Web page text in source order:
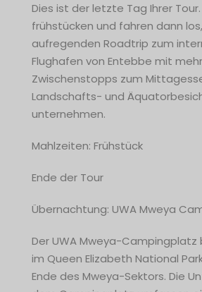
Dies ist der letzte Tag Ihrer
frühstücken und fahren dann
aufregenden Roadtrip zum
Flughafen von Entebbe mit
Zwischenstopps zum
Landschafts- und
unternehmen.
Mahlzeiten: Frühstück
Ende der Tour
Übernachtung: UWA Mweya
Der UWA Mweya-
im Queen Elizabeth National
Ende des Mweya-Sektors. Die